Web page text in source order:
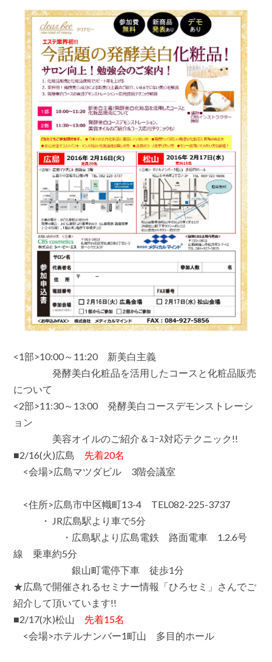
会】
<1部>10:00～11:20 新美白主義
発酵美白化粧品を活用したコースと化粧品販売
について
<2部>11:30～13:00 発酵美白コースデモンストレーシ
ョン
美容オイルのご紹介＆ｺｰｽ対応テクニック!!
■2/16(火)広島 先着20名
<会場>広島マツダビル 3階会議室
<住所>広島市中区幟町13-4 TEL082-225-3737
・ JR広島駅より車で5分
・広島駅より広島電鉄 路面電車 1.2.6号
線 乗車約5分
銀山町電停下車 徒歩1分
★広島で開催されるセミナー情報「ひろセミ」 さんでご
紹介して頂いています!!
■2/17(水)松山 先着15名
<会場>ホテルナンバー1町山 多目的ホール